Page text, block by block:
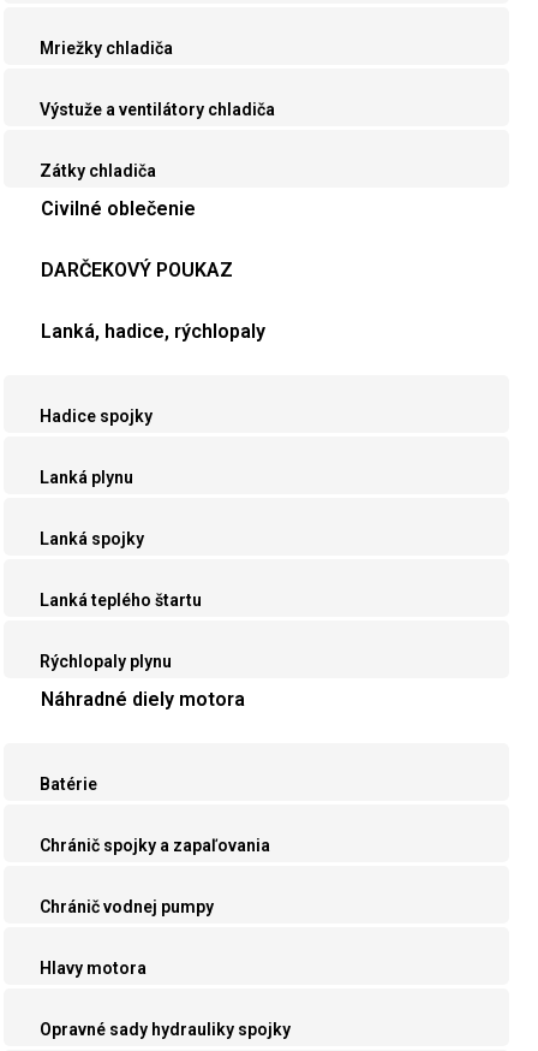
Mriežky chladiča
Výstuže a ventilátory chladiča
Zátky chladiča
Civilné oblečenie
DARČEKOVÝ POUKAZ
Lanká, hadice, rýchlopaly
Hadice spojky
Lanká plynu
Lanká spojky
Lanká teplého štartu
Rýchlopaly plynu
Náhradné diely motora
Batérie
Chránič spojky a zapaľovania
Chránič vodnej pumpy
Hlavy motora
Opravné sady hydrauliky spojky